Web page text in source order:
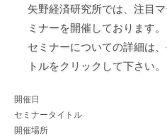
矢野経済研究所では、注目
ミナーを開催しております。
セミナーについての詳細は
トルをクリックして下さい。
開催日
セミナータイトル
開催場所